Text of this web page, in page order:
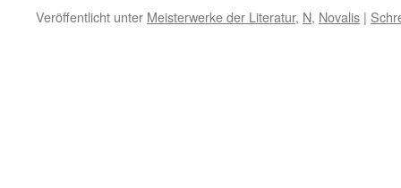
Veröffentlicht unter Meisterwerke der Literatur, N, Novalis |